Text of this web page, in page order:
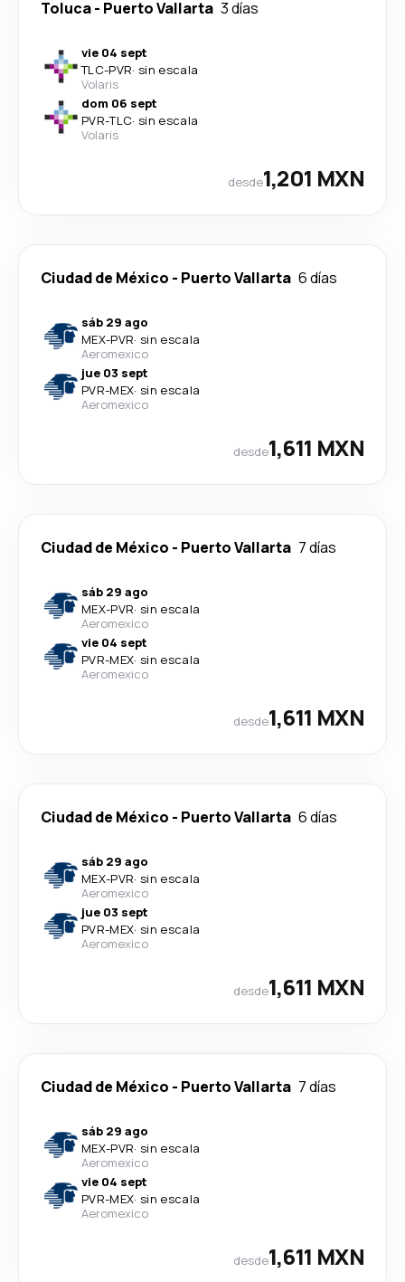
Toluca- Puerto Vallarta 3 días
vie 04 sept
TLC-PVR· sin escala
Volaris
dom 06 sept
PVR-TLC· sin escala
Volaris
desde1,201 MXN
Ciudad de México - Puerto Vallarta 6 días
sáb 29 ago
MEX-PVR· sin escala
Aeromexico
jue 03 sept
PVR-MEX· sin escala
Aeromexico
desde1,611 MXN
Ciudad de México - Puerto Vallarta 7 días
sáb 29 ago
MEX-PVR· sin escala
Aeromexico
vie 04 sept
PVR-MEX· sin escala
Aeromexico
desde1,611 MXN
Ciudad de México - Puerto Vallarta 6 días
sáb 29 ago
MEX-PVR· sin escala
Aeromexico
jue 03 sept
PVR-MEX· sin escala
Aeromexico
desde1,611 MXN
Ciudad de México - Puerto Vallarta 7 días
sáb 29 ago
MEX-PVR· sin escala
Aeromexico
vie 04 sept
PVR-MEX· sin escala
Aeromexico
desde1,611 MXN